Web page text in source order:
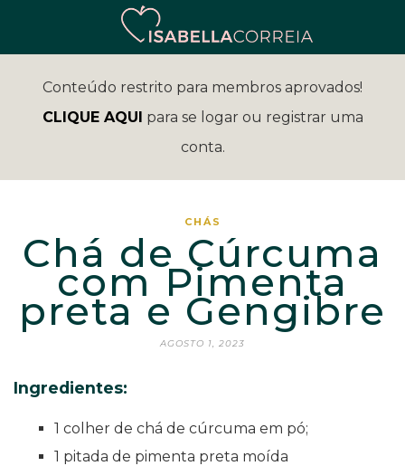
Conteúdo restrito para membros aprovados!
CLIQUE AQUI para se logar ou registrar uma
conta.
CHÁS
Chá de Cúrcuma
com Pimenta
preta e Gengibre
AGOSTO 1, 2023
Ingredientes:
1 colher de chá de cúrcuma em pó;
1 pitada de pimenta preta moída